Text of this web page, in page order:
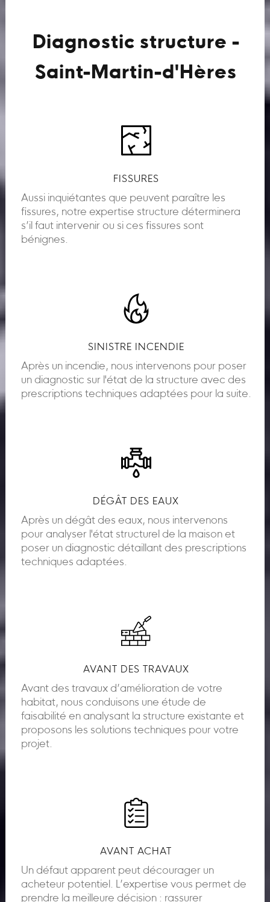
Diagnostic structure -
Saint-Martin-d'Hères
FISSURES
Aussi inquiétantes que peuvent paraître les
fissures, notre expertise structure déterminera
s’il faut intervenir ou si ces fissures sont
bénignes.
SINISTRE INCENDIE
Après un incendie, nous intervenons pour poser
un diagnostic sur l'état de la structure avec des
prescriptions techniques adaptées pour la suite.
DÉGÂT DES EAUX
Après un dégât des eaux, nous intervenons
pour analyser l'état structurel de la maison et
poser un diagnostic détaillant des prescriptions
techniques adaptées.
AVANT DES TRAVAUX
Avant des travaux d’amélioration de votre
habitat, nous conduisons une étude de
faisabilité en analysant la structure existante et
proposons les solutions techniques pour votre
projet.
AVANT ACHAT
Un défaut apparent peut décourager un
acheteur potentiel. L’expertise vous permet de
prendre la meilleure décision : rassurer